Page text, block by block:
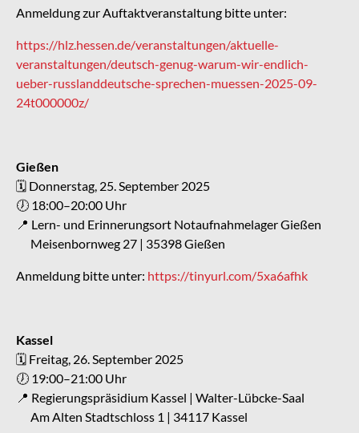
Anmeldung zur Auftaktveranstaltung bitte unter:
https://hlz.hessen.de/veranstaltungen/aktuelle-
veranstaltungen/deutsch-genug-warum-wir-endlich-
ueber-russlanddeutsche-sprechen-muessen-2025-09-
24t000000z/
Gießen
🗓 Donnerstag, 25. September 2025
🕖 18:00–20:00 Uhr
📍 Lern- und Erinnerungsort Notaufnahmelager Gießen
Meisenbornweg 27 | 35398 Gießen
Anmeldung bitte unter: https://tinyurl.com/5xa6afhk
Kassel
🗓 Freitag, 26. September 2025
🕖 19:00–21:00 Uhr
📍 Regierungspräsidium Kassel | Walter-Lübcke-Saal
Am Alten Stadtschloss 1 | 34117 Kassel